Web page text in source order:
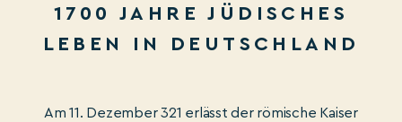
1700 JAHRE JÜDISCHES
LEBEN IN DEUTSCHLAND
Am 11. Dezember 321 erlässt der römische Kaiser